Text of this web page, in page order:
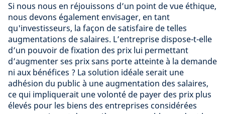
Si nous nous en réjouissons d’un point de vue éthique,
nous devons également envisager, en tant
qu'investisseurs, la façon de satisfaire de telles
augmentations de salaires. L’entreprise dispose-t-elle
d’un pouvoir de fixation des prix lui permettant
d’augmenter ses prix sans porte atteinte à la demande
ni aux bénéfices ? La solution idéale serait une
adhésion du public à une augmentation des salaires,
ce qui impliquerait une volonté de payer des prix plus
élevés pour les biens des entreprises considérées